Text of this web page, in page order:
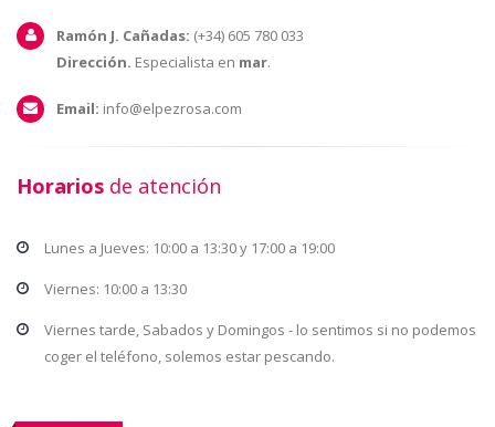
Ramón J. Cañadas: (+34) 605 780 033
Dirección. Especialista en mar.
Email: info@elpezrosa.com
Horarios de atención
Lunes a Jueves: 10:00 a 13:30 y 17:00 a 19:00
Viernes: 10:00 a 13:30
Viernes tarde, Sabados y Domingos - lo sentimos si no podemos
coger el teléfono, solemos estar pescando.